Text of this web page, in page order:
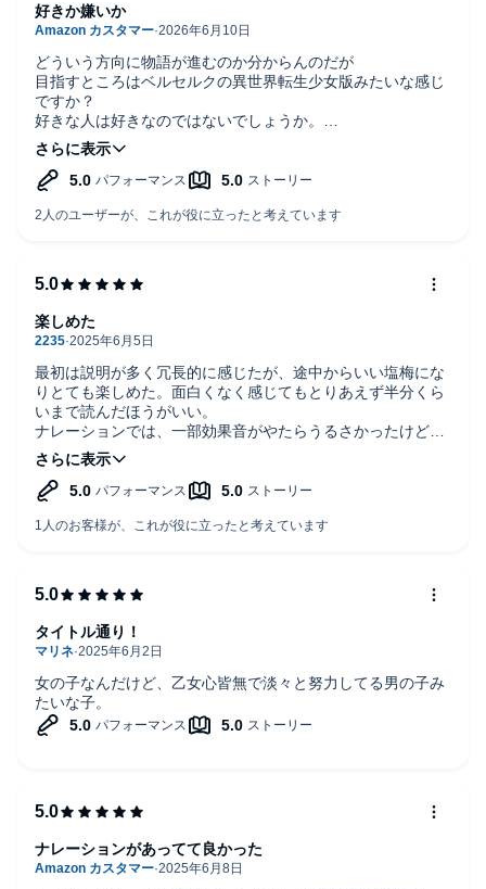
どういう方向に物語が進むのか分からんのだが
目指すところはベルセルクの異世界転生少女版みたいな感じ
ですか？
好きな人は好きなのではないでしょうか。
貧弱からの強さは魔法での身体強化が一縷のリアリティと感
じた。魔力は便利かも。
叫んだで済む表現に叫び声をいれるのは北斗の拳（アニメ）
きなのかもしれない。
好きな人は好きかもwオーディブルだと途中で胸焼けはする
ねw
好きか嫌いか
最初は説明が多く冗長的に感じたが、途中からいい塩梅にな
りとても楽しめた。面白くなく感じてもとりあえず半分くら
いまで読んだほうがいい。
ナレーションでは、一部効果音がやたらうるさかったけど、
演じ分けが上手く、笑える演出もありオーディブルらしさも
よかったと思う。次巻がとても楽しみ。
楽しめた
女の子なんだけど、乙女心皆無で淡々と努力してる男の子み
たいな子。
タイトル通り！
ナレーションがあってて良かった